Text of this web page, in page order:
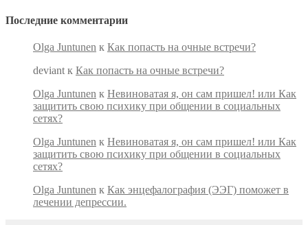
Последние комментарии
Olga Juntunen к Как попасть на очные встречи?
deviant к Как попасть на очные встречи?
Olga Juntunen к Невиноватая я, он сам пришел! или Как
защитить свою психику при общении в социальных
сетях?
Olga Juntunen к Невиноватая я, он сам пришел! или Как
защитить свою психику при общении в социальных
сетях?
Olga Juntunen к Как энцефалография (ЭЭГ) поможет в
лечении депрессии.